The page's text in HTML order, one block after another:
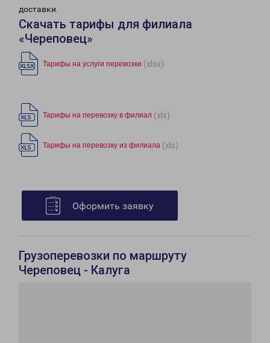
доставки.
Скачать тарифы для филиала
«Череповец»
Тарифы на услуги перевозки (xlsx)
Тарифы на перевозку в филиал (xls)
Тарифы на перевозку из филиала (xls)
Оформить заявку
Грузоперевозки по маршруту
Череповец - Калуга